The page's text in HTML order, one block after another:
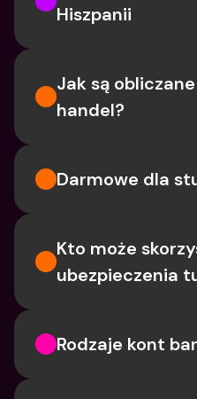
Hiszpanii
Jak są
handel?
Darmowe dla
Kto może
ubezpieczenia
Rodzaje kont